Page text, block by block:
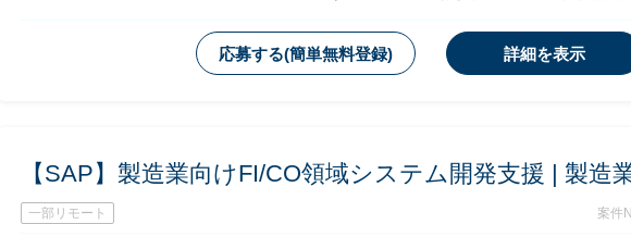
・バックオーダ処理向けアドオンプログラムの設計、ボトルネッ
応募する(簡単無料登録) 詳細を表示
【SAP】製造業向けFI/CO領域システム開発支援 | 製造
一部リモート 案件